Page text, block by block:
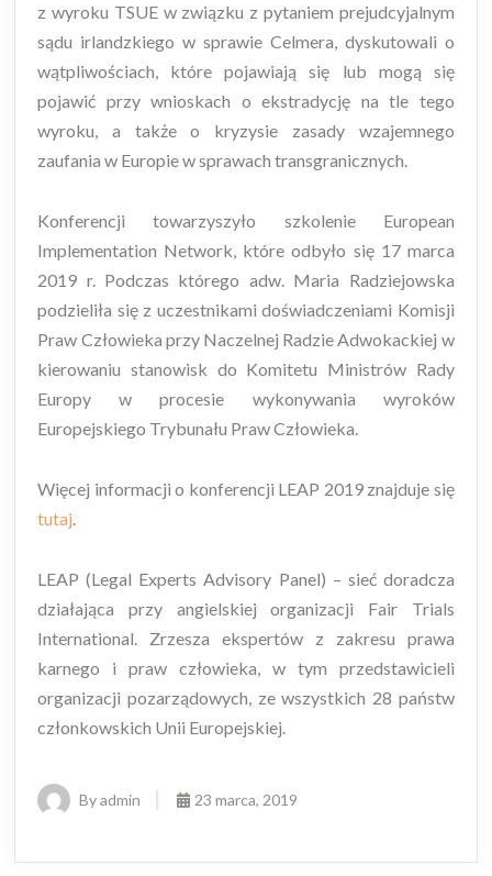
z wyroku TSUE w związku z pytaniem prejudcyjalnym
sądu irlandzkiego w sprawie Celmera, dyskutowali o
wątpliwościach, które pojawiają się lub mogą się
pojawić przy wnioskach o ekstradycję na tle tego
wyroku, a także o kryzysie zasady wzajemnego
zaufania w Europie w sprawach transgranicznych.
Konferencji towarzyszyło szkolenie European
Implementation Network, które odbyło się 17 marca
2019 r. Podczas którego adw. Maria Radziejowska
podzieliła się z uczestnikami doświadczeniami Komisji
Praw Człowieka przy Naczelnej Radzie Adwokackiej w
kierowaniu stanowisk do Komitetu Ministrów Rady
Europy w procesie wykonywania wyroków
Europejskiego Trybunału Praw Człowieka.
Więcej informacji o konferencji LEAP 2019 znajduje się
tutaj.
LEAP (Legal Experts Advisory Panel) – sieć doradcza
działająca przy angielskiej organizacji Fair Trials
International. Zrzesza ekspertów z zakresu prawa
karnego i praw człowieka, w tym przedstawicieli
organizacji pozarządowych, ze wszystkich 28 państw
członkowskich Unii Europejskiej.
By admin 23 marca, 2019